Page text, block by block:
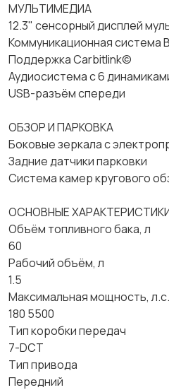
МУЛЬТИМЕДИА
12.3" сенсорный дисплей
Коммуникационная система
Поддержка Carbitlink©
Аудиосистема с 6
USB-разъём спереди
ОБЗОР И ПАРКОВКА
Боковые зеркала с
Задние датчики парковки
Система камер кругового
ОСНОВНЫЕ
Объём топливного бака, л
60
Рабочий объём, л
1.5
Максимальная мощность,
180 5500
Тип коробки передач
7-DCT
Тип привода
Передний